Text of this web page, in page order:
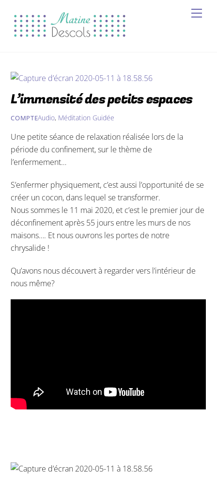
gettext
data-
gettext#!trpen#
L’immensité des petits espaces
COMPTEAudio, Méditation Guidée
Une petite séance de relaxation réalisée lors de la
période du confinement, sur le thème de
l’enfermement…
S’enfermer physiquement, c’est aussi l’opportunité de se
créer un cocon, dans lequel se transformer.
Nous sommes le 11 mai 2020, et c’est le premier jour de
déconfinement après 55 jours entre les murs de nos
maisons…. Et nous ouvrons les portes de notre
chrysalide !
Qu’avons nous découvert à regarder vers l’intérieur de
nous même?
gettext
data-
gettext#!trpen#